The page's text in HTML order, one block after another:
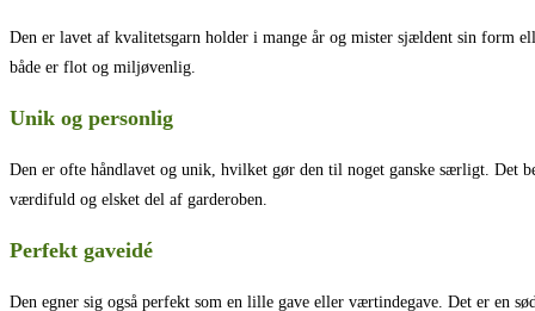
Den er lavet af kvalitetsgarn holder i mange år og mister sjældent sin form
både er flot og miljøvenlig.
Unik og personlig
Den er ofte håndlavet og unik, hvilket gør den til noget ganske særligt. Det
værdifuld og elsket del af garderoben.
Perfekt gaveidé
Den egner sig også perfekt som en lille gave eller værtindegave. Det er en